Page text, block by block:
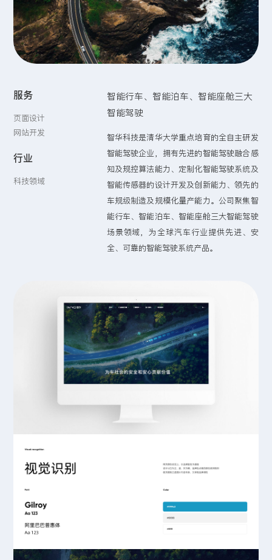
服务
页面设计
网站开发
行业
科技领域
智能行车、智能泊车、智能座舱三大
智能驾驶
智华科技是清华大学重点培育的全自主研发
智能驾驶企业，拥有先进的智能驾驶融合感
知及规控算法能力、定制化智能驾驶系统及
智能传感器的设计开发及创新能力、领先的
车规级制造及规模化量产能力。公司聚焦智
能行车、智能泊车、智能座舱三大智能驾驶
场景领域，为全球汽车行业提供先进、安
全、可靠的智能驾驶系统产品。
留言:
提交